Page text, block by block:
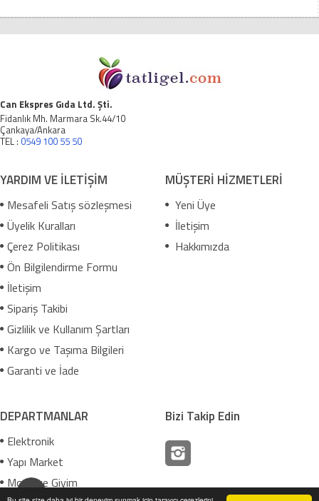
Can Ekspres Gıda Ltd. Şti.
Fidanlık Mh. Marmara Sk.44/10
Çankaya/Ankara
TEL : 0549 100 55 50
YARDIM VE İLETİŞİM
Mesafeli Satış sözleşmesi
Üyelik Kuralları
Çerez Politikası
Ön Bilgilendirme Formu
İletişim
Sipariş Takibi
Gizlilik ve Kullanım Şartları
Kargo ve Taşıma Bilgileri
Garanti ve İade
MÜŞTERİ HİZMETLERİ
Yeni Üye
İletişim
Hakkımızda
DEPARTMANLAR
Elektronik
Yapı Market
Moda ve Giyim
Bizi Takip Edin